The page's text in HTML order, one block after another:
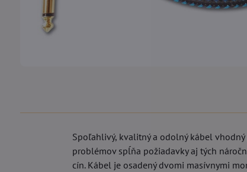
Spoľahlivý, kvalitný a odolný kábel
problémov spĺňa požiadavky aj tých
cín. Kábel je osadený dvomi masívnymi